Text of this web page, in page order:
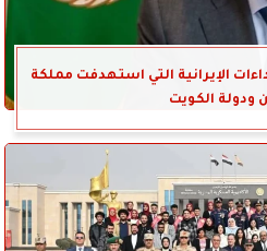
الإيرانية التي استهدفت مملكة
ودولة الكويت